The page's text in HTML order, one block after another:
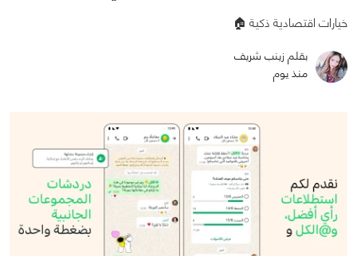
خيارات اقتصادية ذكية 🏠
بقلم زينب شريف
منذ يوم